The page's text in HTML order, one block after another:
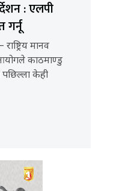
: एलपी
गर्नू
मानव
काठमाण्डु
केही